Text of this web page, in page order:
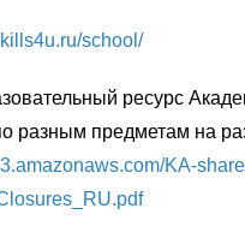
school/
ресурс
разным предметам на
KA-